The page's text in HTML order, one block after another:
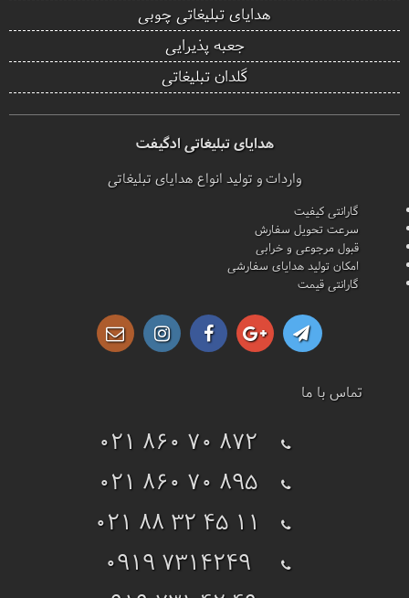
هدایای تبلیغاتی چوبی
جعبه پذیرایی
گلدان تبلیغاتی
هدایای تبلیغاتی ادگیفت
واردات و تولید انواع هدایای تبلیغاتی
گارانتی کیفیت
سرعت تحویل سفارش
قبول مرجوعی و خرابی
امکان تولید هدایای سفارشی
گارانتی قیمت
تماس با ما
021 860 70 872
021 860 70 895
021 88 32 45 11
0919 7314249